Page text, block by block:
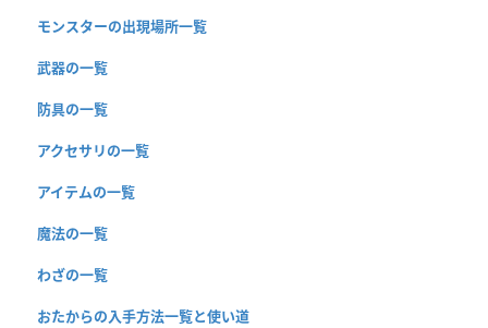
モンスターの出現場所一覧
武器の一覧
防具の一覧
アクセサリの一覧
アイテムの一覧
魔法の一覧
わざの一覧
おたからの入手方法一覧と使い道